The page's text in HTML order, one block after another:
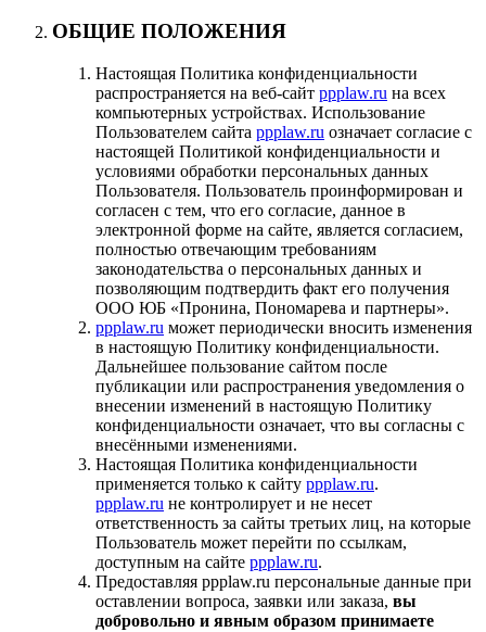
ОБЩИЕ ПОЛОЖЕНИЯ
Настоящая Политика конфиденциальности
распространяется на веб-сайт ppplaw.ru на всех
компьютерных устройствах. Использование
Пользователем сайта ppplaw.ru означает согласие с
настоящей Политикой конфиденциальности и
условиями обработки персональных данных
Пользователя. Пользователь проинформирован и
согласен с тем, что его согласие, данное в
электронной форме на сайте, является согласием,
полностью отвечающим требованиям
законодательства о персональных данных и
позволяющим подтвердить факт его получения
ООО ЮБ «Пронина, Пономарева и партнеры».
ppplaw.ru может периодически вносить изменения
в настоящую Политику конфиденциальности.
Дальнейшее пользование сайтом после
публикации или распространения уведомления о
внесении изменений в настоящую Политику
конфиденциальности означает, что вы согласны с
внесёнными изменениями.
Настоящая Политика конфиденциальности
применяется только к сайту ppplaw.ru.
ppplaw.ru не контролирует и не несет
ответственность за сайты третьих лиц, на которые
Пользователь может перейти по ссылкам,
доступным на сайте ppplaw.ru.
Предоставляя ppplaw.ru персональные данные при
оставлении вопроса, заявки или заказа, вы
добровольно и явным образом принимаете